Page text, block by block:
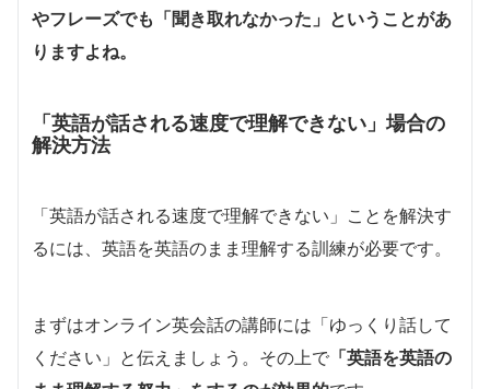
やフレーズでも「聞き取れなかった」ということがあ
りますよね。
「英語が話される速度で理解できない」場合の
解決方法
「英語が話される速度で理解できない」ことを解決す
るには、英語を英語のまま理解する訓練が必要です。
まずはオンライン英会話の講師には「ゆっくり話して
ください」と伝えましょう。その上で 「英語を英語の